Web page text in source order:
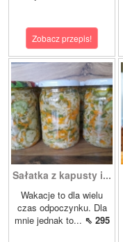
Zobacz przepis!
Sałatka z kapusty i...
Wakacje to dla wielu
czas odpoczynku. Dla
mnie jednak to... ⇖ 295